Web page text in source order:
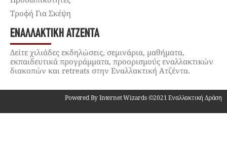
Τροφή Για Σκέψη
ΕΝΑΛΛΑΚΤΙΚΉ ΑΤΖΈΝΤΑ
Δείτε χιλιάδες εκδηλώσεις, σεμινάρια, μαθήματα,
εκπαιδευτικά προγράμματα, προορισμούς εναλλακτικών
διακοπών και retreats στην Εναλλακτική Ατζέντα.
Powered By Internet Wizards ©2021 Εναλλακτική Δράση